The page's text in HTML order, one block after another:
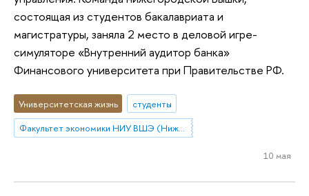
состоящая из студентов бакалавриата и
магистратуры, заняла 2 место в деловой игре-
симуляторе «Внутренний аудитор банка»
Финансового университета при Правительстве РФ.
Университетская жизнь
студенты
Факультет экономики НИУ ВШЭ (Нижний Новгород)
10 мая